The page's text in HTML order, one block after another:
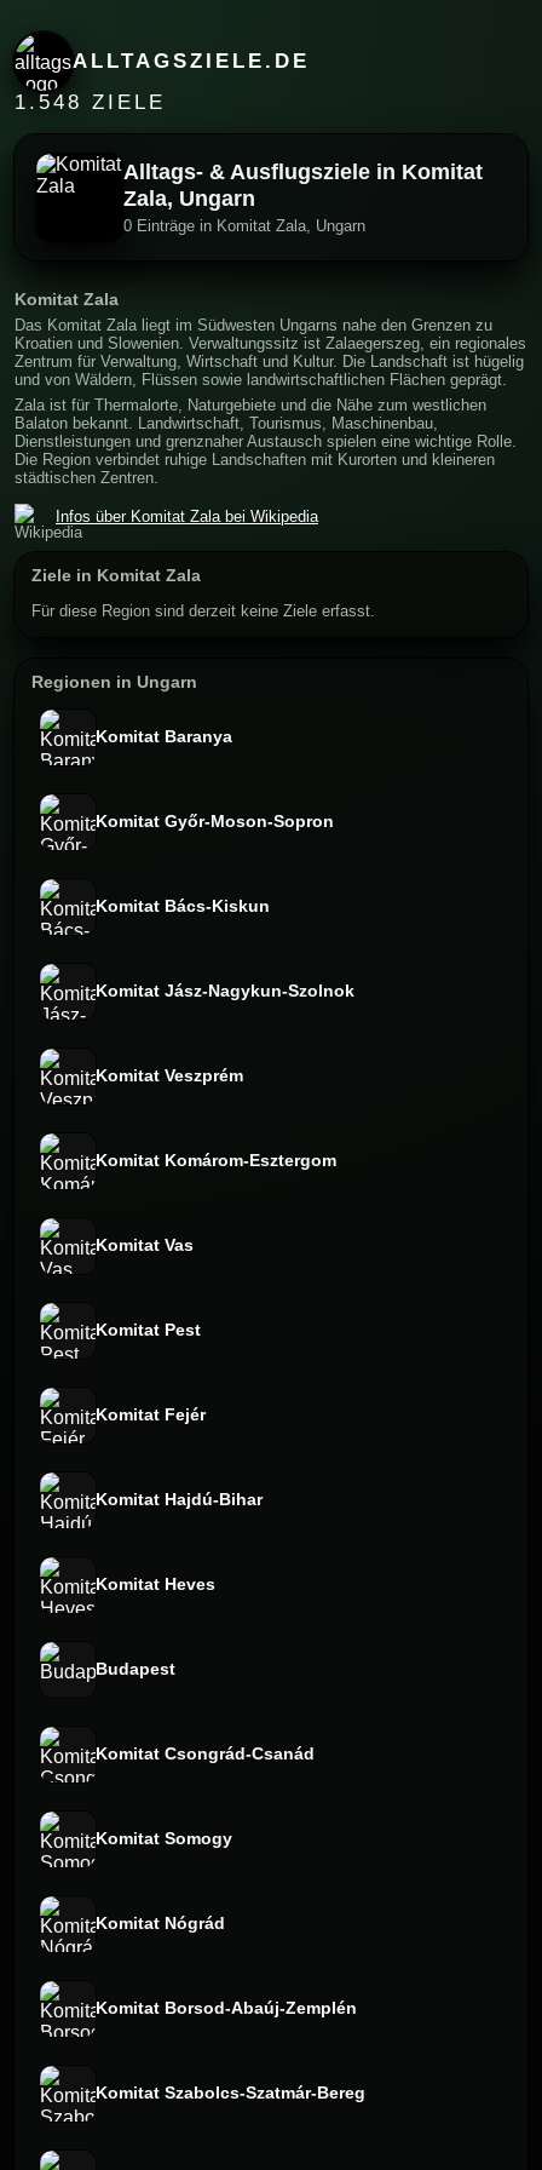
ALLTAGSZIELE.DE
1.548 ZIELE
Alltags- & Ausflugsziele in Komitat
Zala, Ungarn
0 Einträge in Komitat Zala, Ungarn
Komitat Zala
Das Komitat Zala liegt im Südwesten Ungarns nahe den Grenzen zu
Kroatien und Slowenien. Verwaltungssitz ist Zalaegerszeg, ein regionales
Zentrum für Verwaltung, Wirtschaft und Kultur. Die Landschaft ist hügelig
und von Wäldern, Flüssen sowie landwirtschaftlichen Flächen geprägt.
Zala ist für Thermalorte, Naturgebiete und die Nähe zum westlichen
Balaton bekannt. Landwirtschaft, Tourismus, Maschinenbau,
Dienstleistungen und grenznaher Austausch spielen eine wichtige Rolle.
Die Region verbindet ruhige Landschaften mit Kurorten und kleineren
städtischen Zentren.
Infos über Komitat Zala bei Wikipedia
Ziele in Komitat Zala
Für diese Region sind derzeit keine Ziele erfasst.
Regionen in Ungarn
Komitat Baranya
Komitat Győr-Moson-Sopron
Komitat Bács-Kiskun
Komitat Jász-Nagykun-Szolnok
Komitat Veszprém
Komitat Komárom-Esztergom
Komitat Vas
Komitat Pest
Komitat Fejér
Komitat Hajdú-Bihar
Komitat Heves
Budapest
Komitat Csongrád-Csanád
Komitat Somogy
Komitat Nógrád
Komitat Borsod-Abaúj-Zemplén
Komitat Szabolcs-Szatmár-Bereg